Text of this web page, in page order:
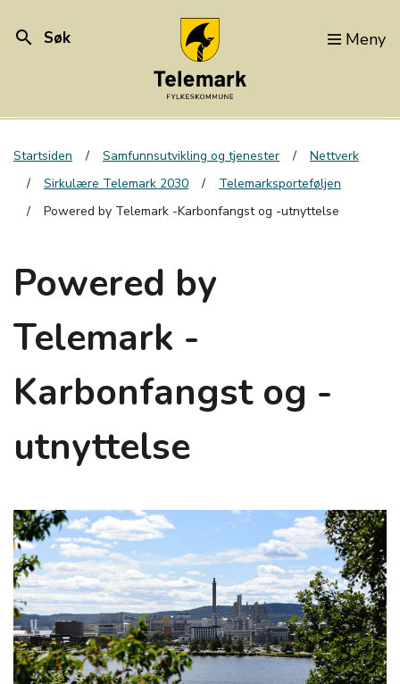
search Søk Meny
Startsiden Samfunnsutvikling og tjenester
Nettverk
Sirkulære Telemark 2030
Telemarksporteføljen
Powered by Telemark -Karbonfangst og -utnyttelse
Powered by
Telemark -
Karbonfangst og -
utnyttelse